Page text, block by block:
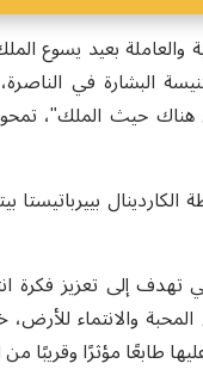
بعيد يسوع
هناك حيث الملك"،
بييرباتيستا
تهدف إلى تعزيز
والانتماء
طابعًا مؤثرًا وقريبًا